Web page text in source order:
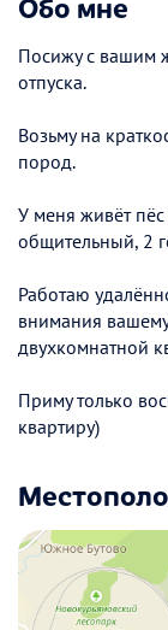
Посижу с вашим
отпуска.
Возьму на
пород.
У меня живёт
общительный, 2
Работаю
внимания
двухкомнатной
Приму только
квартиру)